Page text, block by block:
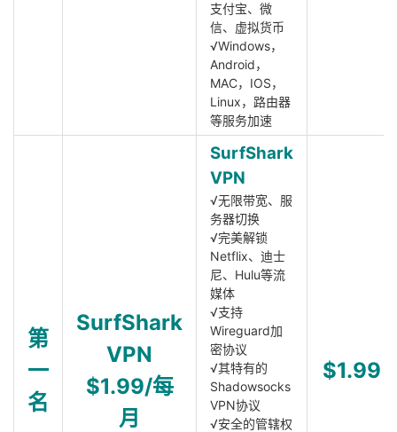
支付宝、微
信、虚拟货币
√Windows，
Android，
MAC，IOS，
Linux，路由器
等服务加速
第
一
名
SurfShark
VPN
$1.99/每
月
SurfShark
VPN
√无限带宽、服
务器切换
√完美解锁
Netflix、迪士
尼、Hulu等流
媒体
√支持
Wireguard加
密协议
√其特有的
Shadowsocks
VPN协议
√安全的管辖权
$1.99